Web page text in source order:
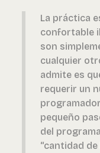
La práctica
confortable
son
cualquier
admite es
requerir un
pequeño
del
“cantidad